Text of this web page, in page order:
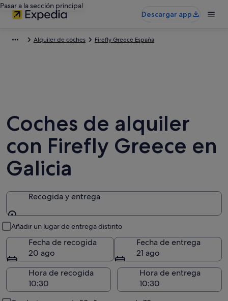
Pasar a la sección principal
Descargar app
Alquiler de coches Firefly Greece España
Coches de alquiler
con Firefly Greece en
Galicia
Recogida y entrega
Añadir un lugar de entrega distinto
Fecha de recogida
20 ago
Fecha de entrega
21 ago
Hora de recogida
Hora de entrega